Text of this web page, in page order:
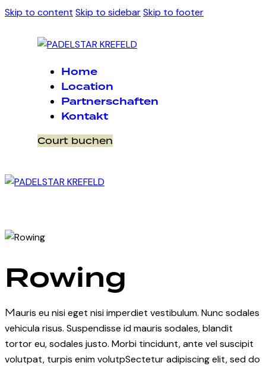
Skip to content Skip to sidebarSkip to footer
Home
Location
Partnerschaften
Kontakt
Court buchen
Rowing
Mauris eu nisi eget nisi imperdiet vestibulum. Nunc sodales
vehicula risus. Suspendisse id mauris sodales, blandit
tortor eu, sodales justo. Morbi tincidunt, ante vel suscipit
volutpat, turpis enim volutpSectetur adipiscing elit, sed do